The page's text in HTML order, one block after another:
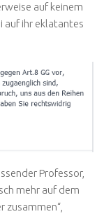
auf keinem
auf ihr eklatantes
Professor,
mehr auf dem
zusammen“,